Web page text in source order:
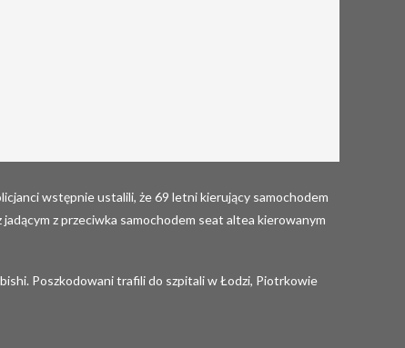
wstępnie ustalili, że 69 letni kierujący samochodem
z przeciwka samochodem seat altea kierowanym
Poszkodowani trafili do szpitali w Łodzi, Piotrkowie